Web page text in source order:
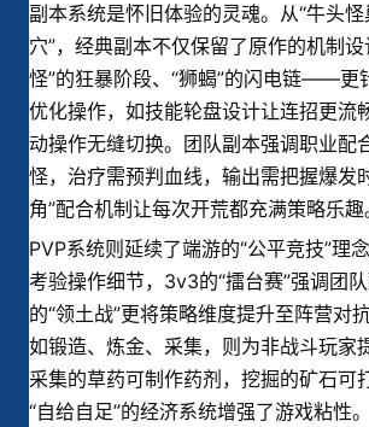
副本系统是怀旧体验的灵魂。从“牛头怪
穴”，经典副本不仅保留了原作的机制
怪”的狂暴阶段、“狮蝎”的闪电链——更
优化操作，如技能轮盘设计让连招更流
动操作无缝切换。团队副本强调职业配
怪，治疗需预判血线，输出需把握爆发
角”配合机制让每次开荒都充满策略乐趣
PVP系统则延续了端游的“公平竞技”理
考验操作细节，3v3的“擂台赛”强调团
的“领土战”更将策略维度提升至阵营对
如锻造、炼金、采集，则为非战斗玩
采集的草药可制作药剂，挖掘的矿石可
“自给自足”的经济系统增强了游戏粘性。